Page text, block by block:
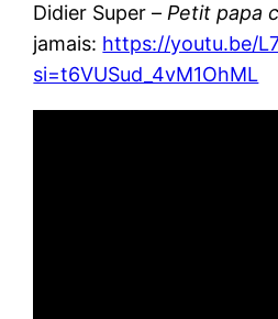
Didier Super – Petit papa
jamais: https://youtu.be/
si=t6VUSud_4vM1OhML